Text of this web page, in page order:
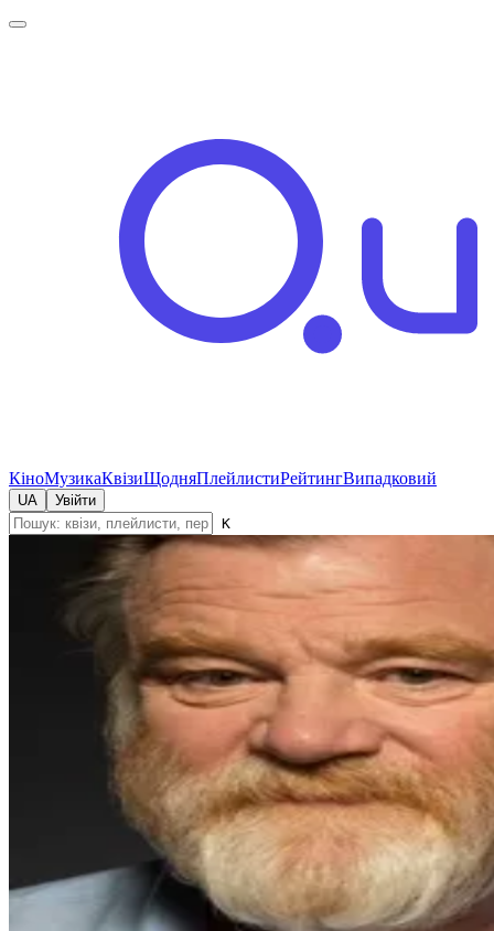
КіноМузикаКвізиЩодняПлейлистиРейтингВипадковий
UA
Увійти
K